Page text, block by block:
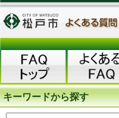
キーワードから探す